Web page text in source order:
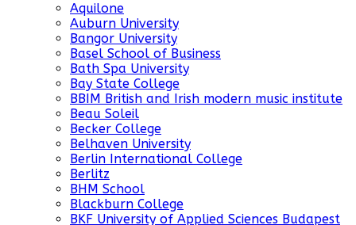
Aquilone
Auburn University
Bangor University
Basel School of Business
Bath Spa University
Bay State College
BBIM British and Irish modern music institute
Beau Soleil
Becker College
Belhaven University
Berlin International College
Berlitz
BHM School
Blackburn College
BKF University of Applied Sciences Budapest